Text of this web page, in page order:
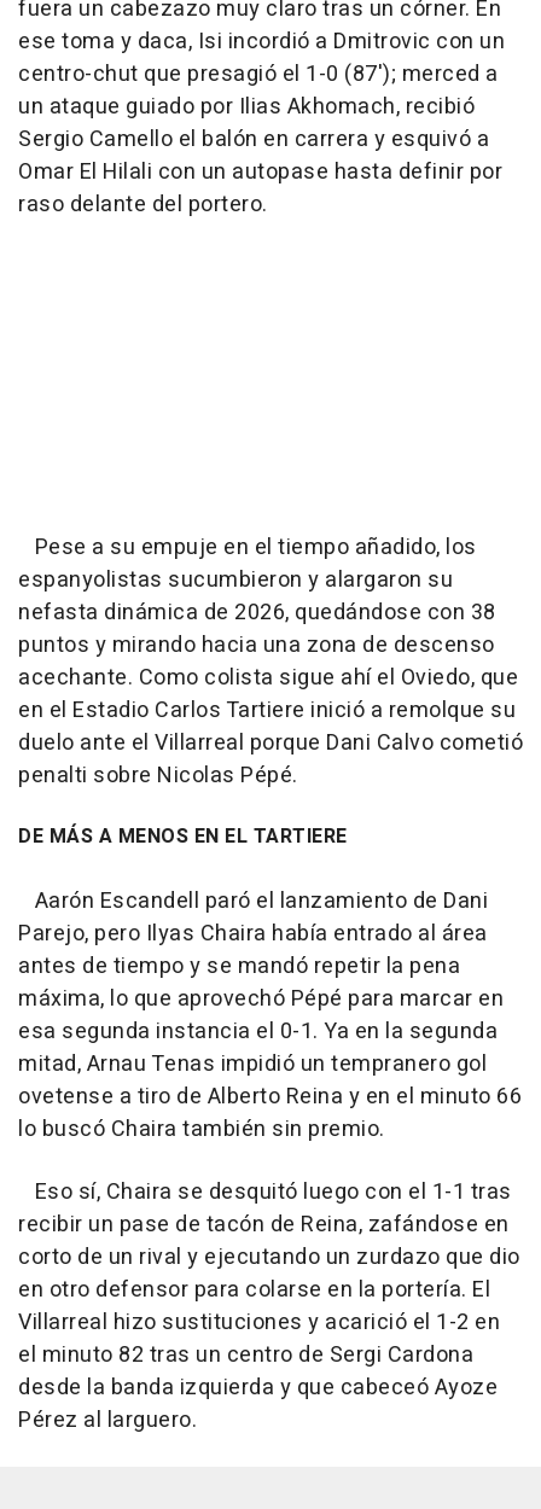
fuera un cabezazo muy claro tras un córner. En
ese toma y daca, Isi incordió a Dmitrovic con un
centro-chut que presagió el 1-0 (87'); merced a
un ataque guiado por Ilias Akhomach, recibió
Sergio Camello el balón en carrera y esquivó a
Omar El Hilali con un autopase hasta definir por
raso delante del portero.
Pese a su empuje en el tiempo añadido, los
espanyolistas sucumbieron y alargaron su
nefasta dinámica de 2026, quedándose con 38
puntos y mirando hacia una zona de descenso
acechante. Como colista sigue ahí el Oviedo, que
en el Estadio Carlos Tartiere inició a remolque su
duelo ante el Villarreal porque Dani Calvo cometió
penalti sobre Nicolas Pépé.
DE MÁS A MENOS EN EL TARTIERE
Aarón Escandell paró el lanzamiento de Dani
Parejo, pero Ilyas Chaira había entrado al área
antes de tiempo y se mandó repetir la pena
máxima, lo que aprovechó Pépé para marcar en
esa segunda instancia el 0-1. Ya en la segunda
mitad, Arnau Tenas impidió un tempranero gol
ovetense a tiro de Alberto Reina y en el minuto 66
lo buscó Chaira también sin premio.
Eso sí, Chaira se desquitó luego con el 1-1 tras
recibir un pase de tacón de Reina, zafándose en
corto de un rival y ejecutando un zurdazo que dio
en otro defensor para colarse en la portería. El
Villarreal hizo sustituciones y acarició el 1-2 en
el minuto 82 tras un centro de Sergi Cardona
desde la banda izquierda y que cabeceó Ayoze
Pérez al larguero.